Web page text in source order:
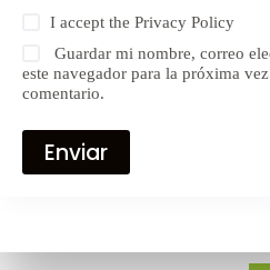
I accept thePrivacy Policy
Guardar mi nombre, correo
este navegador para la próxima
comentario.
Enviar